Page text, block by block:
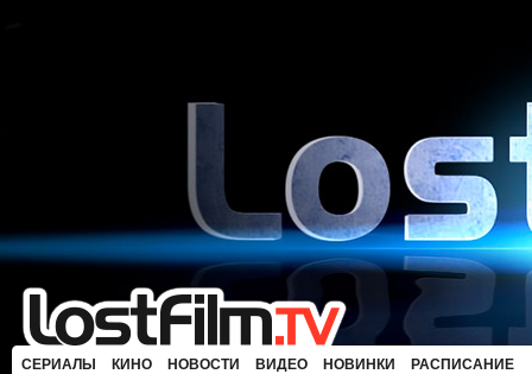
СЕРИАЛЫ КИНО НОВОСТИ ВИДЕО НОВИНКИ РАСПИСАНИЕ